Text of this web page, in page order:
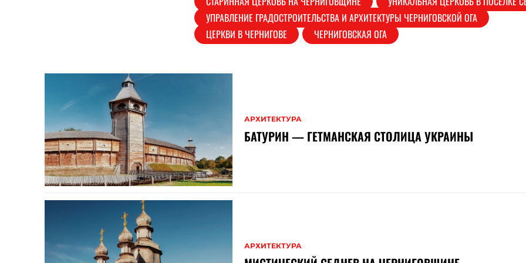
УПРАВЛЕНИЕ ГРАДОСТРОИТЕЛЬСТВА И АРХИТЕКТУРЫ ЧЕРНИГОВСКОЙ ОГА
ЦЕРКВИ В ЧЕРНИГОВЕ
ЧЕРНИГОВСКАЯ ОГА
АРХИТЕКТУРА
БАТУРИН — ГЕТМАНСКАЯ СТОЛИЦА УКРАИНЫ
АРХИТЕКТУРА